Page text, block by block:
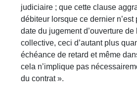
judiciaire ; que cette clause
débiteur lorsque ce dernier
date du jugement d’ouverture
collective, ceci d’autant plus
échéance de retard et même
cela n’implique pas
du contrat ».